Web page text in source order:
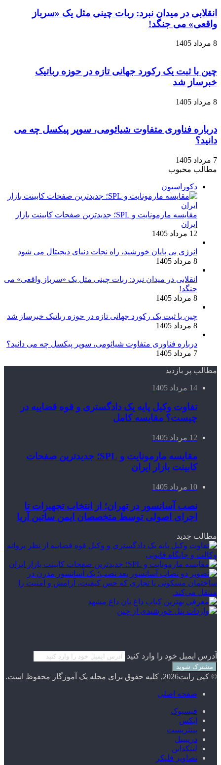
انقلابی در میدان نبرد: ربات چینی مثل یک «سرباز
واقعی» می‌ جنگد!
8 مرداد 1405
چین با ثبت یک رکورد جهانی تازه در حوزه رباتیک
خبرساز شد
8 مرداد 1405
درباره فناوری متفاوت شیائومی، سوپر پیکسل چه می
دانید؟
7 مرداد 1405
مطالب محبوب
دکوراسیون
مقایسه مارمونایت و SPL؛ جدیدترین صفحات کابینت بازار
ایران
12 مرداد 1405
انرژی بی‌ پایان خورشید، راه نجات دنیای دیجیتال می شود
8 مرداد 1405
انقلابی در میدان نبرد: ربات چینی مثل یک «سرباز واقعی» می‌
جنگد!
8 مرداد 1405
چین با ثبت یک رکورد جهانی تازه در حوزه رباتیک خبرساز شد
8 مرداد 1405
درباره فناوری متفاوت شیائومی، سوپر پیکسل چه می دانید؟
7 مرداد 1405
مطالب پر بازدید
14 مرداد 1405
تفاوت وکیل پایه یک دادگستری و قوه قضاییه در
چیست؟ مقایسه کامل
12 مرداد 1405
مقایسه مارمونایت و SPL؛ جدیدترین صفحات
کابینت بازار ایران
10 مرداد 1405
نصب آسانسور در تهران؛ از انتخاب تجهیزات تا
اجرای اصولی توسط متخصصان ایمن ساتین آریا
مطالب جدید
آدرس ایمیل خود را وارد کنید
© کپی رایت2026, کلیه حقوق برای مجله یک آموزگار محفوظ است.
صفحه اصلی
فیسبوک
ایکس
پینتریست
دریبببل
لینکداین
تصاویر فلیکر